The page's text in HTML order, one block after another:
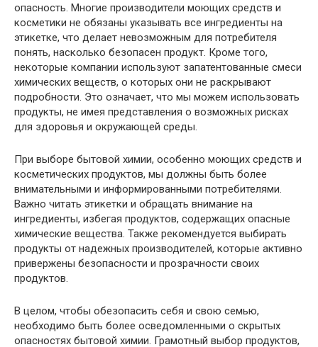
опасность. Многие производители моющих средств и
косметики не обязаны указывать все ингредиенты на
этикетке, что делает невозможным для потребителя
понять, насколько безопасен продукт. Кроме того,
некоторые компании используют запатентованные смеси
химических веществ, о которых они не раскрывают
подробности. Это означает, что мы можем использовать
продукты, не имея представления о возможных рисках
для здоровья и окружающей среды.
При выборе бытовой химии, особенно моющих средств и
косметических продуктов, мы должны быть более
внимательными и информированными потребителями.
Важно читать этикетки и обращать внимание на
ингредиенты, избегая продуктов, содержащих опасные
химические вещества. Также рекомендуется выбирать
продукты от надежных производителей, которые активно
привержены безопасности и прозрачности своих
продуктов.
В целом, чтобы обезопасить себя и свою семью,
необходимо быть более осведомленными о скрытых
опасностях бытовой химии. Грамотный выбор продуктов,